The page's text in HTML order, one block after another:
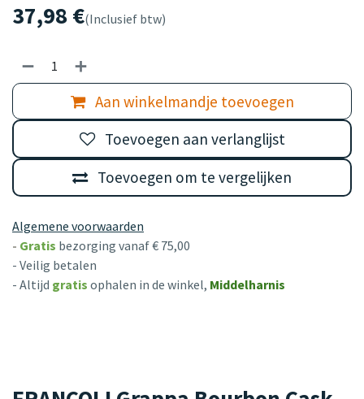
37,98€(Inclusief btw)
Aan winkelmandje toevoegen
Toevoegen om te vergelijken
Toevoegen aan verlanglijst
Algemene voorwaarden
- Gratis bezorging vanaf € 75,00
- Veilig betalen
- Altijd gratis ophalen in de winkel, Middelharnis